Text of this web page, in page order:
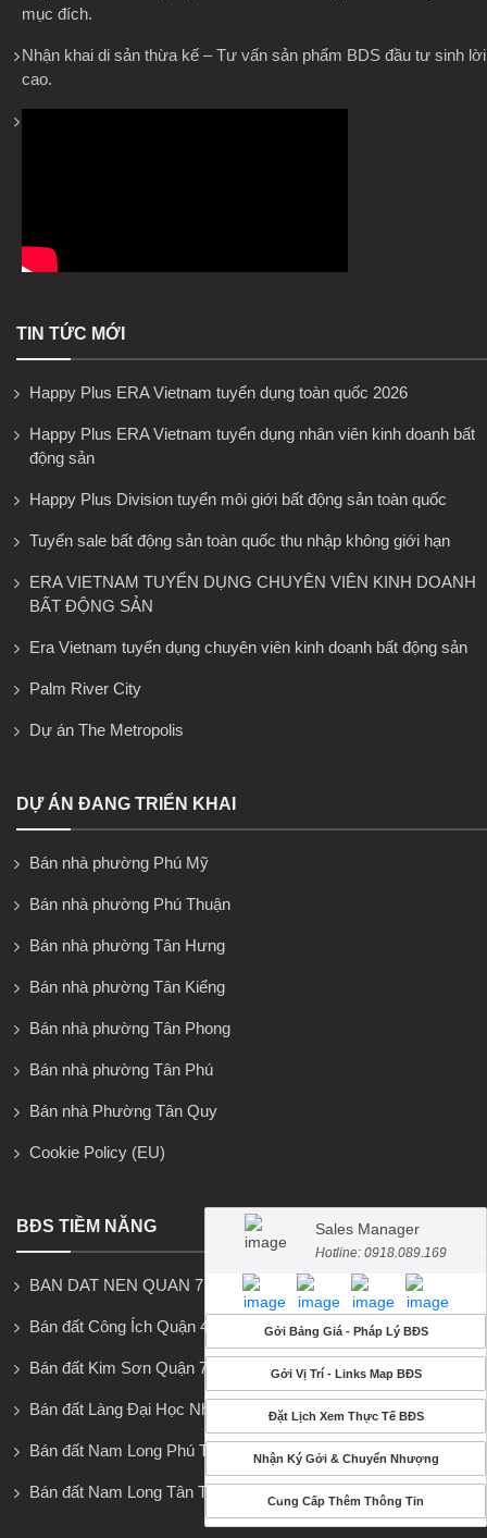
Sales Manager
Hotline: 0918.089.169
Gởi Bảng Giá - Pháp Lý BĐS
Gởi Vị Trí - Links Map BĐS
Đặt Lịch Xem Thực Tế BĐS
Nhận Ký Gởi & Chuyển Nhượng
Cung Cấp Thêm Thông Tin
mục đích.
Nhận khai di sản thừa kế – Tư vấn sản phẩm BDS đầu tư sinh lời
cao.
TIN TỨC MỚI
Happy Plus ERA Vietnam tuyển dụng toàn quốc 2026
Happy Plus ERA Vietnam tuyển dụng nhân viên kinh doanh bất
động sản
Happy Plus Division tuyển môi giới bất động sản toàn quốc
Tuyển sale bất động sản toàn quốc thu nhập không giới hạn
ERA VIETNAM TUYỂN DỤNG CHUYÊN VIÊN KINH DOANH
BẤT ĐỘNG SẢN
Era Vietnam tuyển dụng chuyên viên kinh doanh bất động sản
Palm River City
Dự án The Metropolis
DỰ ÁN ĐANG TRIỂN KHAI
Bán nhà phường Phú Mỹ
Bán nhà phường Phú Thuận
Bán nhà phường Tân Hưng
Bán nhà phường Tân Kiểng
Bán nhà phường Tân Phong
Bán nhà phường Tân Phú
Bán nhà Phường Tân Quy
Cookie Policy (EU)
BĐS TIỀM NĂNG
BAN DAT NEN QUAN 7
Bán đất Công Ích Quận 4
Bán đất Kim Sơn Quận 7
Bán đất Làng Đại Học Nhà Bè
Bán đất Nam Long Phú Thuận
Bán đất Nam Long Tân Thuận Đông